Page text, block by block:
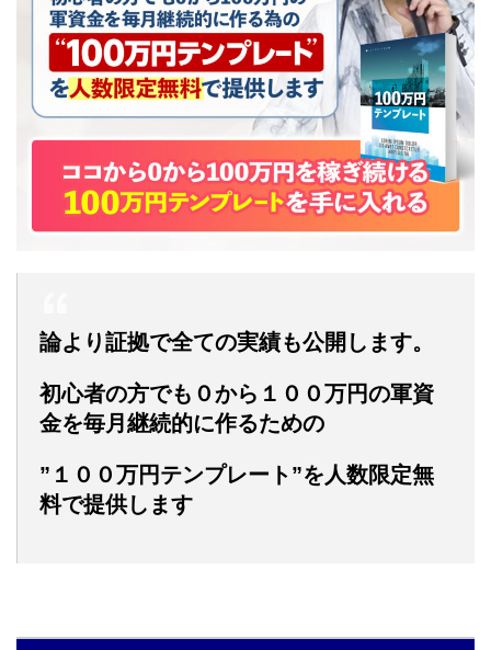
論より証拠で全ての実績も公開します。
初心者の方でも０から１００万円の軍資
金を毎月継続的に作るための
”１００万円テンプレート”を人数限定無
料で提供します